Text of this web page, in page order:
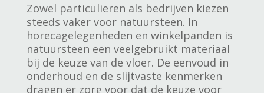
Zowel particulieren als bedrijven kiezen
steeds vaker voor natuursteen. In
horecagelegenheden en winkelpanden is
natuursteen een veelgebruikt materiaal
bij de keuze van de vloer. De eenvoud in
onderhoud en de slijtvaste kenmerken
dragen er zorg voor dat de keuze voor